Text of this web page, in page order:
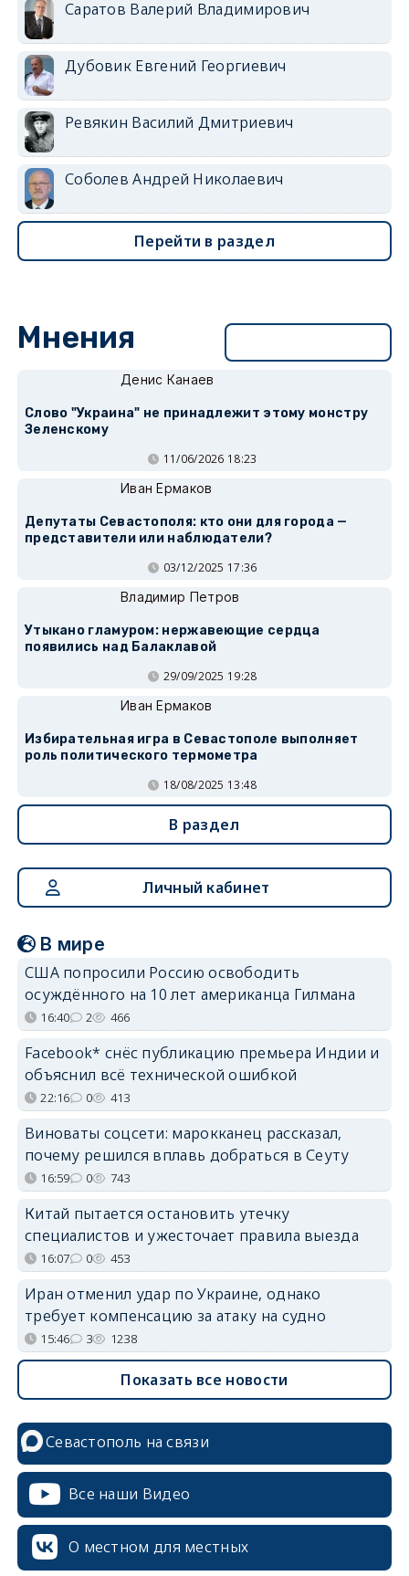
Саратов Валерий Владимирович
Дубовик Евгений Георгиевич
Ревякин Василий Дмитриевич
Соболев Андрей Николаевич
Перейти в раздел
Мнения
Денис Канаев
Слово "Украина" не принадлежит этому монстру
Зеленскому
11/06/2026 18:23
Иван Ермаков
Депутаты Севастополя: кто они для города —
представители или наблюдатели?
03/12/2025 17:36
Владимир Петров
Утыкано гламуром: нержавеющие сердца
появились над Балаклавой
29/09/2025 19:28
Иван Ермаков
Избирательная игра в Севастополе выполняет
роль политического термометра
18/08/2025 13:48
В раздел
Личный кабинет
В мире
США попросили Россию освободить
осуждённого на 10 лет американца Гилмана
16:40 2 466
Facebook* снёс публикацию премьера Индии и
объяснил всё технической ошибкой
22:16 0 413
Виноваты соцсети: марокканец рассказал,
почему решился вплавь добраться в Сеуту
16:59 0 743
Китай пытается остановить утечку
специалистов и ужесточает правила выезда
16:07 0 453
Иран отменил удар по Украине, однако
требует компенсацию за атаку на судно
15:46 3 1238
Показать все новости
Севастополь на связи
Все наши Видео
О местном для местных